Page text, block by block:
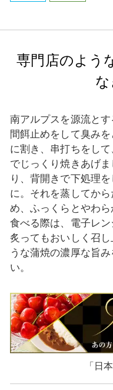
専門店のよう
南アルプスを源流と
間餌止めをして臭み
に割き、串打ちをし
でじっくり焼きあげ
り、背開きで下処理
に。それを蒸してか
め、ふっくらとやわら
食べる際は、電子レ
炙ってもおいしく召
うな蒲焼の濃厚な旨
い。
「日